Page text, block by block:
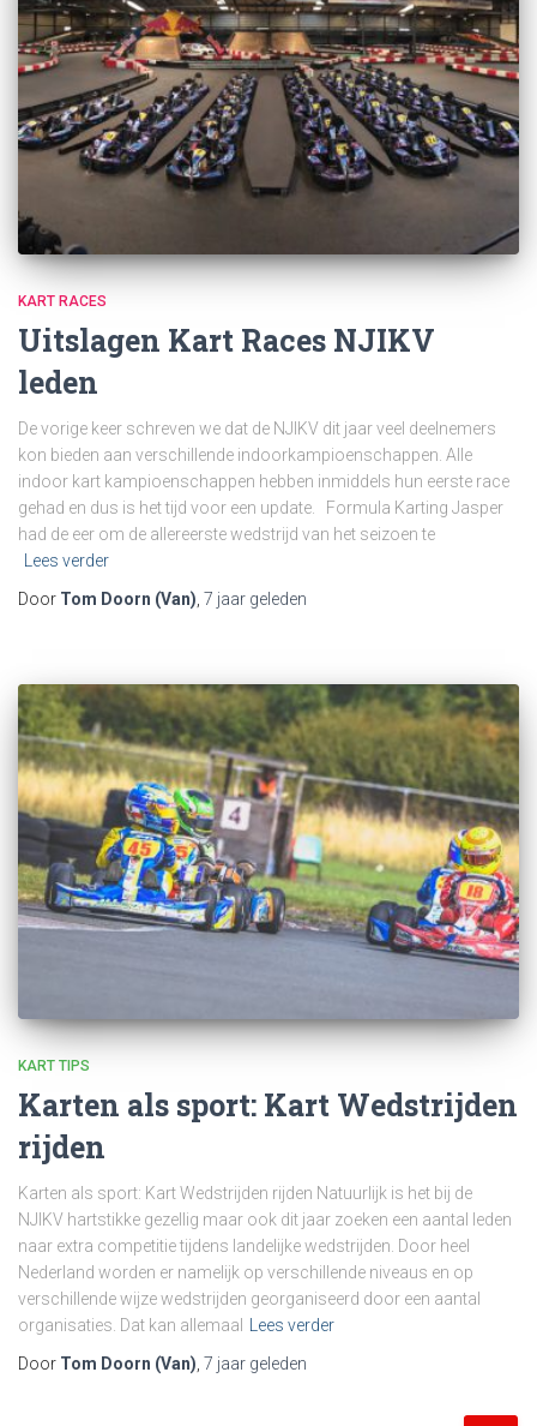
KART RACES
Uitslagen Kart Races NJIKV
leden
De vorige keer schreven we dat de NJIKV dit jaar veel deelnemers
kon bieden aan verschillende indoorkampioenschappen. Alle
indoor kart kampioenschappen hebben inmiddels hun eerste race
gehad en dus is het tijd voor een update. Formula Karting Jasper
had de eer om de allereerste wedstrijd van het seizoen te
Lees verder
Door Tom Doorn (Van), 7 jaar geleden
KART TIPS
Karten als sport: Kart Wedstrijden
rijden
Karten als sport: Kart Wedstrijden rijden Natuurlijk is het bij de
NJIKV hartstikke gezellig maar ook dit jaar zoeken een aantal leden
naar extra competitie tijdens landelijke wedstrijden. Door heel
Nederland worden er namelijk op verschillende niveaus en op
verschillende wijze wedstrijden georganiseerd door een aantal
organisaties. Dat kan allemaal
Lees verder
Door Tom Doorn (Van) 7 jaar geleden